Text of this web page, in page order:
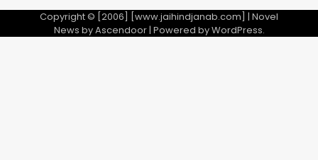
Copyright © [2006] [www.jaihindjanab.com] | Novel
News byAscendoor| Powered byWordPress.